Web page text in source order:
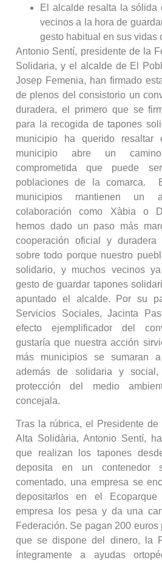
El alcalde resalta la sólida
vecinos a la hora de
gesto habitual en sus vidas
Antonio Sentí, presidente de la
Solidaria, y el alcalde de El
Josep Femenia, han firmado
de plenos del consistorio un
duradera, el primero que se
para la recogida de tapones
municipio ha querido
municipio abre un
comprometida que puede
poblaciones de la comarca.
municipios mantienen un
colaboración como Xàbia o
hemos dado un paso más
cooperación oficial y duradera
sobre todo porque nuestro
solidario, y muchos vecinos
gesto de guardar tapones
apuntado el alcalde. Por su
Servicios Sociales, Jacinta
efecto ejemplificador del
gustaría que nuestra acción
más municipios se sumaran
además de solidaria y
protección del medio
concejala.
Tras la rúbrica, el Presidente
Alta Solidària, Antonio Sentí,
que realizan los tapones
deposita en un contenedor
comentado, una empresa se
depositarlos en el
empresa los pesa y da una
Federación. Se pagan 200 euros
que se dispone del dinero, la
íntegramente a ayudas